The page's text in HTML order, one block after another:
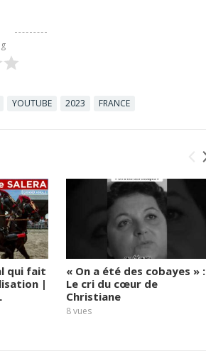
YOUTUBE 2023 FRANCE
qui fait
|
« On a été des cobayes » :
Le cri du cœur de
Christiane
8vues